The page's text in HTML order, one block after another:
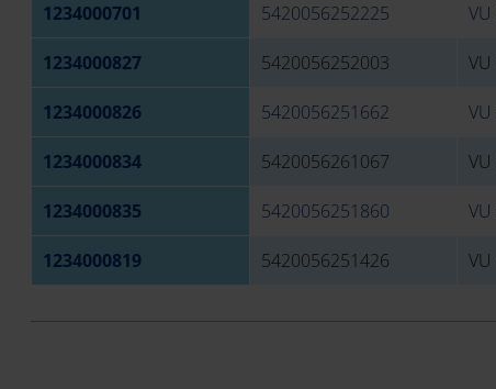
1234000701 5420056252225
1234000827 5420056252003
1234000826 5420056251662
1234000834 5420056261067
1234000835 5420056251860
1234000819 5420056251426